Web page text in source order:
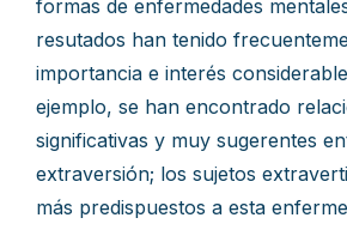
formas de enfermedades
resutados han tenido
importancia e interés
ejemplo, se han encontrado
significativas y muy sugerentes
extraversión; los sujetos
más predispuestos a esta